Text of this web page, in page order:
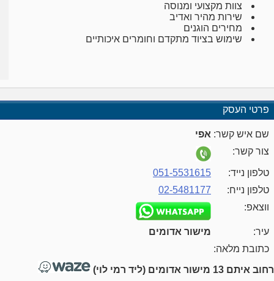
צוות מקצועי ומנוסה
שירות מהיר ואדיב
מחירים הוגנים
שימוש בציוד מתקדם וחומרים איכותיים
פרטי העסק
שם איש קשר: אפי
צור קשר:
טלפון נייד:
051-5531615
טלפון נייח:
02-5481177
ווצאפ:
עיר:
מישור אדומים
כתובת מלאה:
רחוב איתם 13 מישור אדומים (ליד רמי לוי)